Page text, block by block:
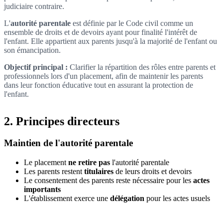
judiciaire contraire.
L'autorité parentale est définie par le Code civil comme un
ensemble de droits et de devoirs ayant pour finalité l'intérêt de
l'enfant. Elle appartient aux parents jusqu'à la majorité de l'enfant ou
son émancipation.
Objectif principal : Clarifier la répartition des rôles entre parents et
professionnels lors d'un placement, afin de maintenir les parents
dans leur fonction éducative tout en assurant la protection de
l'enfant.
2. Principes directeurs
Maintien de l'autorité parentale
Le placement ne retire pas l'autorité parentale
Les parents restent titulaires de leurs droits et devoirs
Le consentement des parents reste nécessaire pour les actes
importants
L'établissement exerce une délégation pour les actes usuels